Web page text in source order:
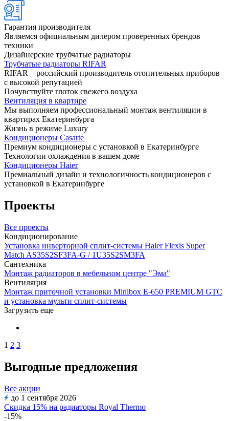
Гарантия производителя
Являемся официальным дилером проверенных брендов
техники
Дизайнерские трубчатые радиаторы
Трубчатые радиаторы RIFAR
RIFAR – российский производитель отопительных приборов
с высокой репутацией
Почувствуйте глоток свежего воздуха
Вентиляция в квартире
Мы выполняем профессиональный монтаж вентиляции в
квартирах Екатеринбурга
Жизнь в режиме Luxury
Кондиционеры Casarte
Премиум кондиционеры с установкой в Екатеринбурге
Технологии охлаждения в вашем доме
Кондиционеры Haier
Премиальный дизайн и технологичность кондиционеров с
установкой в Екатеринбурге
Проекты
Все проекты
Кондиционирование
Установка инверторной сплит-системы Haier Flexis Super
Match AS35S2SF3FA-G / 1U35S2SM3FA
Сантехника
Монтаж радиаторов в мебельном центре "Эма"
Вентиляция
Монтаж приточной установки Minibox E-650 PREMIUM GTC
и установка мульти сплит-системы
Загрузить еще
1 2 3
Выгодные предложения
Все акции
до 1 сентября 2026
Скидка 15% на радиаторы Royal Thermo
-15%